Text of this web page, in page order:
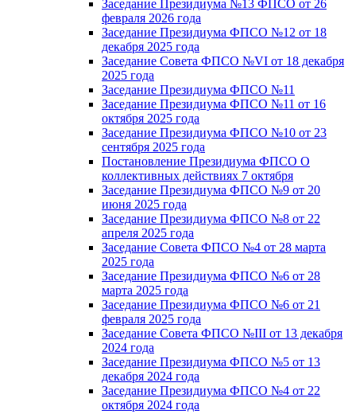
Заседание Президиума №13 ФПСО от 26
февраля 2026 года
Заседание Президиума ФПСО №12 от 18
декабря 2025 года
Заседание Совета ФПСО №VI от 18 декабря
2025 года
Заседание Президиума ФПСО №11
Заседание Президиума ФПСО №11 от 16
октября 2025 года
Заседание Президиума ФПСО №10 от 23
сентября 2025 года
Постановление Президиума ФПСО О
коллективных действиях 7 октября
Заседание Президиума ФПСО №9 от 20
июня 2025 года
Заседание Президиума ФПСО №8 от 22
апреля 2025 года
Заседание Совета ФПСО №4 от 28 марта
2025 года
Заседание Президиума ФПСО №6 от 28
марта 2025 года
Заседание Президиума ФПСО №6 от 21
февраля 2025 года
Заседание Совета ФПСО №III от 13 декабря
2024 года
Заседание Президиума ФПСО №5 от 13
декабря 2024 года
Заседание Президиума ФПСО №4 от 22
октября 2024 года